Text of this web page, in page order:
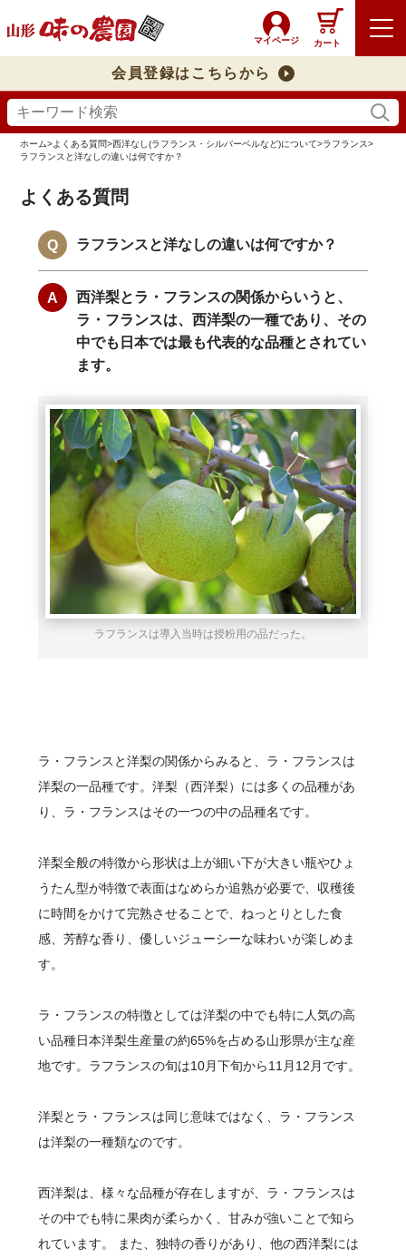
マイページ カート
会員登録はこちらから
ホーム>よくある質問>西洋なし(ラフランス・シルバーベルなど)について>ラフランス>
ラフランスと洋なしの違いは何ですか？
よくある質問
ラフランスと洋なしの違いは何ですか？
西洋梨とラ・フランスの関係からいうと、
ラ・フランスは、西洋梨の一種であり、その
中でも日本では最も代表的な品種とされてい
ます。
ラフランスは導入当時は授粉用の品だった。
ラ・フランスと洋梨の関係からみると、ラ・フランスは
洋梨の一品種です。洋梨（西洋梨）には多くの品種があ
り、ラ・フランスはその一つの中の品種名です。
洋梨全般の特徴から形状は上が細い下が大きい瓶やひょ
うたん型が特徴で表面はなめらか追熟が必要で、収穫後
に時間をかけて完熟させることで、ねっとりとした食
感、芳醇な香り、優しいジューシーな味わいが楽しめま
す。
ラ・フランスの特徴としては洋梨の中でも特に人気の高
い品種日本洋梨生産量の約65%を占める山形県が主な産
地です。ラフランスの旬は10月下旬から11月12月です。
洋梨とラ・フランスは同じ意味ではなく、ラ・フランス
は洋梨の一種類なのです。
西洋梨は、様々な品種が存在しますが、ラ・フランスは
その中でも特に果肉が柔らかく、甘みが強いことで知ら
れています。 また、独特の香りがあり、他の西洋梨には